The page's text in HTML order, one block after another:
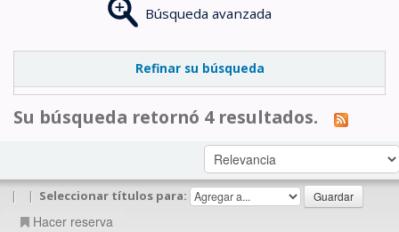
Búsqueda avanzada
Refinar su búsqueda
Su búsqueda retornó 4 resultados.
| | Seleccionar títulos para:
Hacer reserva